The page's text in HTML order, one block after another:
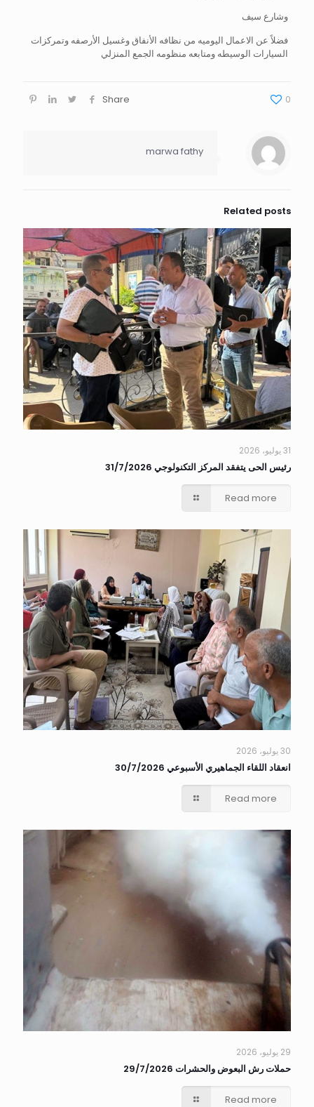
وشارع سيف
فضلاً عن الاعمال اليوميه من نظافه الأنفاق وغسيل الأرصفه وتمركزات
السيارات الوسيطه ومتابعه منظومه الجمع المنزلي
Share 0
marwa fathy
Related posts
31 يوليو، 2026
رئيس الحى يتفقد المركز التكنولوجي 31/7/2026
Read more
30 يوليو، 2026
انعقاد اللقاء الجماهيري الأسبوعي 30/7/2026
Read more
29 يوليو، 2026
حملات رش البعوض والحشرات 29/7/2026
Read more